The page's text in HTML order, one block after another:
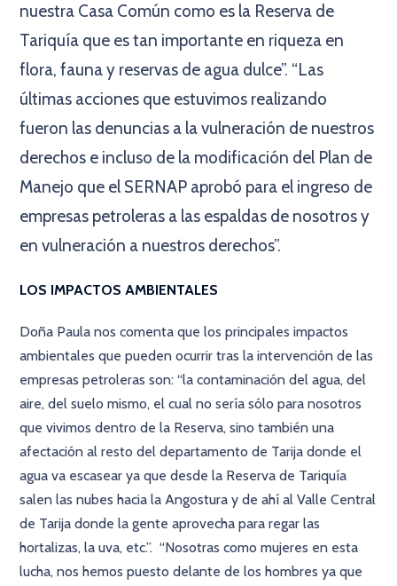
nuestra Casa Común como es la Reserva de
Tariquía que es tan importante en riqueza en
flora, fauna y reservas de agua dulce”. “Las
últimas acciones que estuvimos realizando
fueron las denuncias a la vulneración de nuestros
derechos e incluso de la modificación del Plan de
Manejo que el SERNAP aprobó para el ingreso de
empresas petroleras a las espaldas de nosotros y
en vulneración a nuestros derechos”.
LOS IMPACTOS AMBIENTALES
Doña Paula nos comenta que los principales impactos
ambientales que pueden ocurrir tras la intervención de las
empresas petroleras son: “la contaminación del agua, del
aire, del suelo mismo, el cual no sería sólo para nosotros
que vivimos dentro de la Reserva, sino también una
afectación al resto del departamento de Tarija donde el
agua va escasear ya que desde la Reserva de Tariquía
salen las nubes hacia la Angostura y de ahí al Valle Central
de Tarija donde la gente aprovecha para regar las
hortalizas, la uva, etc.”. “Nosotras como mujeres en esta
lucha, nos hemos puesto delante de los hombres ya que